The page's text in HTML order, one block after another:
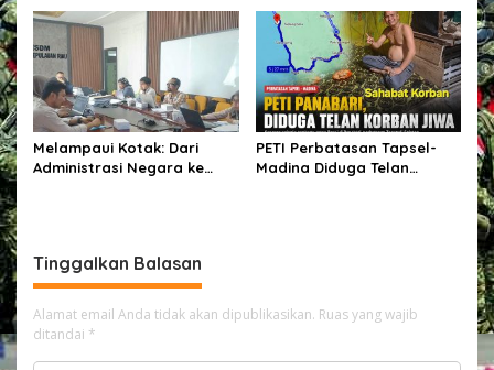
p
u
r
u
d
K
a
Pertanyakan Proses Hukum
Polres Sumba Timur
Kegiatan dan Penetapan
Anggaran.
Melampaui Kotak: Dari
Administrasi Negara ke
PETI Perbatasan Tapsel-
Madina Diduga Telan
Tinggalkan Balasan
Alamat email Anda tidak akan dipublikasikan. Ruas yang wajib
ditandai *